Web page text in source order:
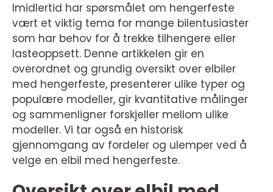
Imidlertid har spørsmålet om hengerfeste
vært et viktig tema for mange bilentusiaster
som har behov for å trekke tilhengere eller
lasteoppsett. Denne artikkelen gir en
overordnet og grundig oversikt over elbiler
med hengerfeste, presenterer ulike typer og
populære modeller, gir kvantitative målinger
og sammenligner forskjeller mellom ulike
modeller. Vi tar også en historisk
gjennomgang av fordeler og ulemper ved å
velge en elbil med hengerfeste.